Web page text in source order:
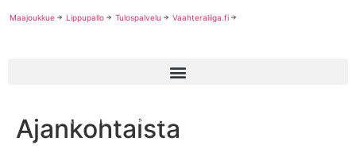
Maajoukkue Lippupallo Tulospalvelu Vaahteraliiga.fi
Ajankohtaista
URA-säätiön opiskeluapuraha kahdelle jenkkifutarille